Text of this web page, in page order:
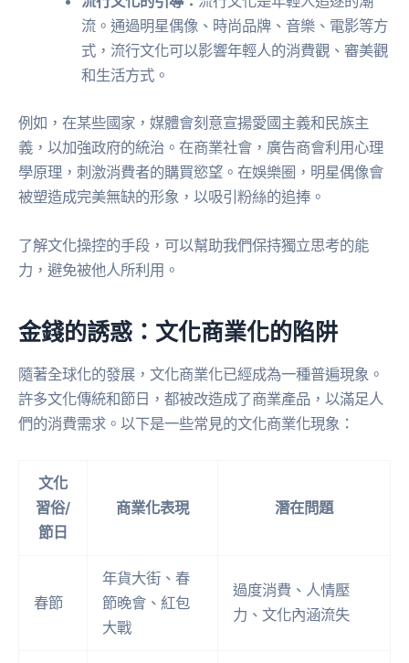
流。通過明星偶像、時尚品牌、音樂、電影等方
式，流行文化可以影響年輕人的消費觀、審美觀
和生活方式。
例如，在某些國家，媒體會刻意宣揚愛國主義和民族主
義，以加強政府的統治。在商業社會，廣告商會利用心理
學原理，刺激消費者的購買慾望。在娛樂圈，明星偶像會
被塑造成完美無缺的形象，以吸引粉絲的追捧。
了解文化操控的手段，可以幫助我們保持獨立思考的能
力，避免被他人所利用。
金錢的誘惑：文化商業化的陷阱
隨著全球化的發展，文化商業化已經成為一種普遍現象。
許多文化傳統和節日，都被改造成了商業產品，以滿足人
們的消費需求。以下是一些常見的文化商業化現象：
文化
習俗/
節日
商業化表現 潛在問題
春節
年貨大街、春
節晚會、紅包
大戰
過度消費、人情壓
力、文化內涵流失